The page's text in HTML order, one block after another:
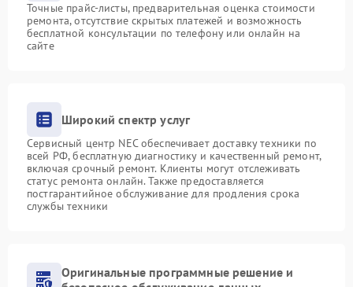
Точные прайс-листы, предварительная оценка стоимости
ремонта, отсутствие скрытых платежей и возможность
бесплатной консультации по телефону или онлайн на
сайте
Широкий спектр услуг
Сервисный центр NEC обеспечивает доставку техники по
всей РФ, бесплатную диагностику и качественный ремонт,
включая срочный ремонт. Клиенты могут отслеживать
статус ремонта онлайн. Также предоставляется
постгарантийное обслуживание для продления срока
службы техники
Оригинальные программные решение и